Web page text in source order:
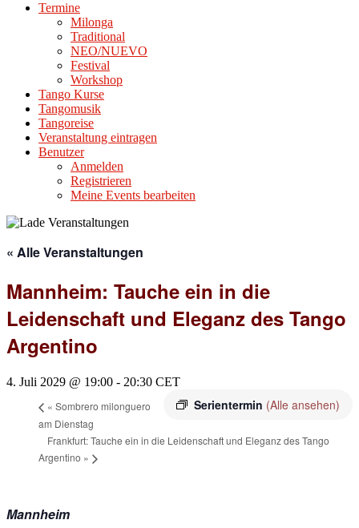
Termine
Milonga
Traditional
NEO/NUEVO
Festival
Workshop
Tango Kurse
Tangomusik
Tangoreise
Veranstaltung eintragen
Benutzer
Anmelden
Registrieren
Meine Events bearbeiten
« Alle Veranstaltungen
Mannheim: Tauche ein in die
Leidenschaft und Eleganz des Tango
Argentino
4. Juli 2029 @ 19:00 - 20:30 CET
Serientermin (Alle ansehen)
« Sombrero milonguero
am Dienstag
Frankfurt: Tauche ein in die Leidenschaft und Eleganz des Tango
Argentino »
Mannheim